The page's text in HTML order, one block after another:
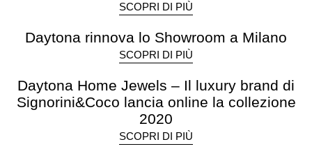
SCOPRI DI PIÙ
Daytona rinnova lo Showroom a Milano
SCOPRI DI PIÙ
Daytona Home Jewels – Il luxury brand di
Signorini&Coco lancia online la collezione
2020
SCOPRI DI PIÙ